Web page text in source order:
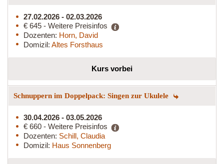
27.02.2026 - 02.03.2026
€ 645 - Weitere Preisinfos
Dozenten: Horn, David
Domizil: Altes Forsthaus
Kurs vorbei
Schnuppern im Doppelpack: Singen zur Ukulele
30.04.2026 - 03.05.2026
€ 660 - Weitere Preisinfos
Dozenten: Schill, Claudia
Domizil: Haus Sonnenberg